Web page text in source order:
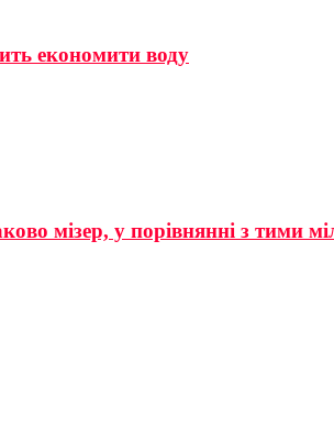
економити воду
мізер, у порівнянні з тими